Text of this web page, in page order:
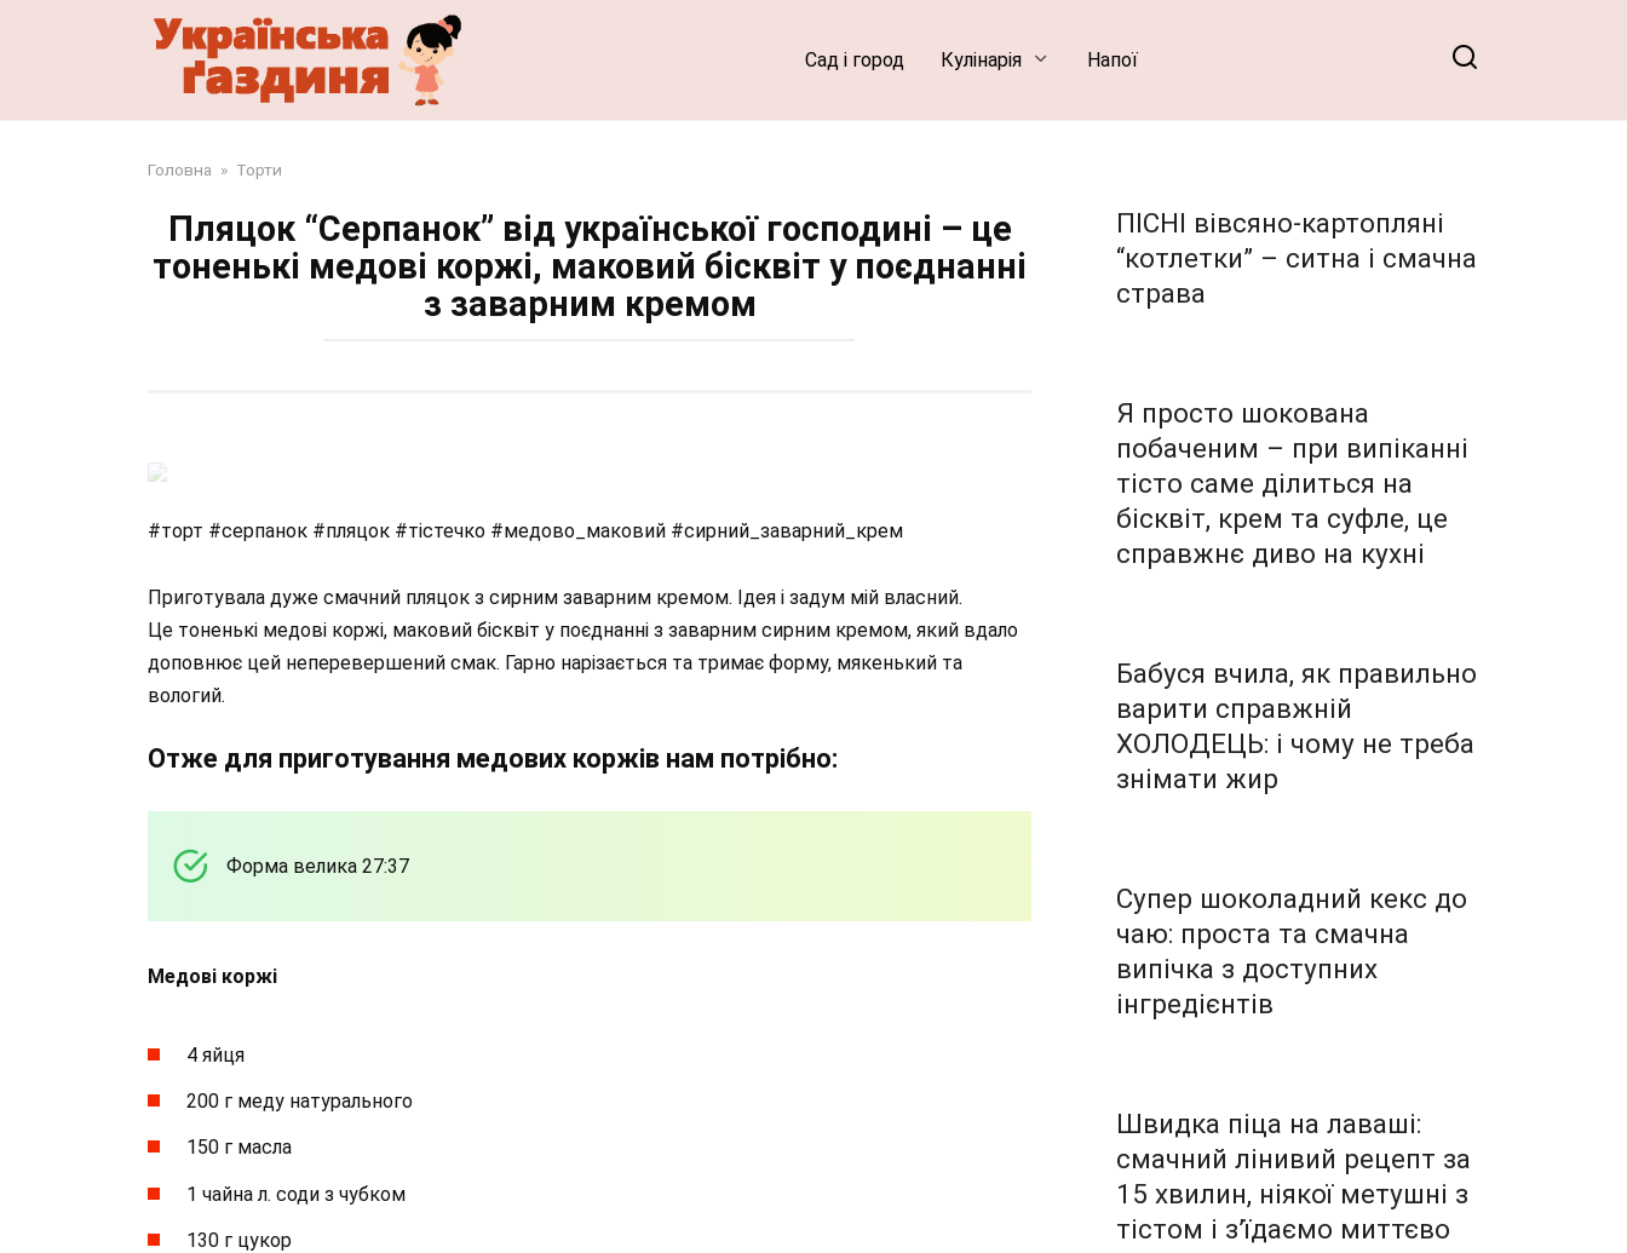
Сад і город Кулінарія Напої
Головна » Торти
Пляцок “Серпанок” від української господині – це
тоненькі медові коржі, маковий бісквіт у поєднанні
з заварним кремом
#торт #серпанок #пляцок #тістечко #медово_маковий #сирний_заварний_крем
Приготувала дуже смачний пляцок з сирним заварним кремом. Ідея і задум мій власний.
Це тоненькі медові коржі, маковий бісквіт у поєднанні з заварним сирним кремом, який вдало
доповнює цей неперевершений смак. Гарно нарізається та тримає форму, мякенький та
вологий.
Отже для приготування медових коржів нам потрібно:
Форма велика 27:37
Медові коржі
4 яйця
200 г меду натурального
150 г масла
1 чайна л. соди з чубком
130 г цукор
ПІСНІ вівсяно-картопляні
“котлетки” – ситна і смачна
страва
Я просто шокована
побаченим – при випіканні
тісто саме ділиться на
бісквіт, крем та суфле, це
справжнє диво на кухні
Бабуся вчила, як правильно
варити справжній
ХОЛОДЕЦЬ: і чому не треба
знімати жир
Супер шоколадний кекс до
чаю: проста та смачна
випічка з доступних
інгредієнтів
Швидка піца на лаваші:
смачний лінивий рецепт за
15 хвилин, ніякої метушні з
тістом і з’їдаємо миттєво